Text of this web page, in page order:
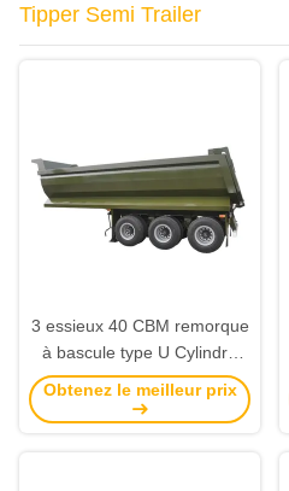
Tipper Semi Trailer
3 essieux 40 CBM remorque
à bascule type U Cylindre
hydraulique 50 tonnes 60
tonnes 70 tonnes
Obtenez le meilleur prix